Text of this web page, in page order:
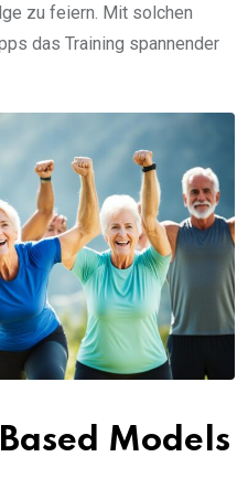
zu feiern. Mit solchen
das Training spannender
Models